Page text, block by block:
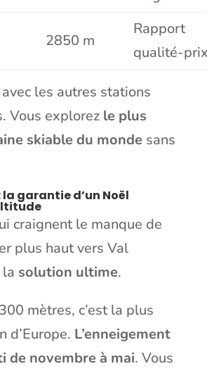
2850 m
Rapport
qualité-
les autres stations
Vous explorez le plus
skiable du monde sans
la garantie d’un Noël
craignent le manque de
plus haut vers Val
solution ultime.
mètres, c’est la plus
d’Europe. L’enneigement
de novembre à mai. Vous